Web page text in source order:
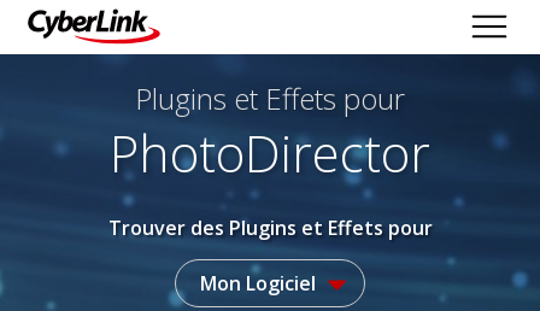
Plugins et Effets pour
PhotoDirector
Trouver des Plugins et Effets pour
Mon Logiciel